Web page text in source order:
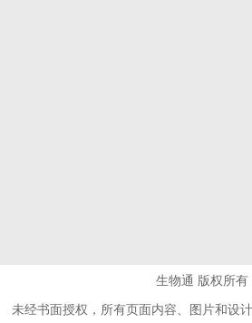
生物通 版权所有
未经书面授权，所有页面内容、图片和设